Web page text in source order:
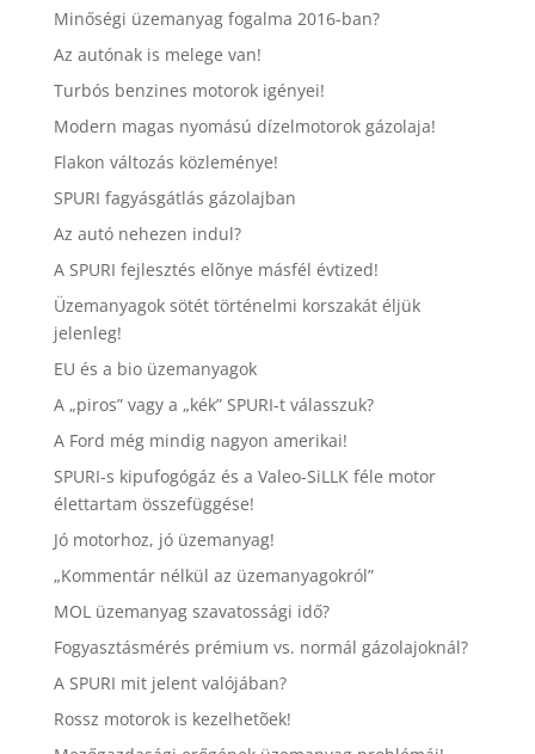
Minőségi üzemanyag fogalma 2016-ban?
Az autónak is melege van!
Turbós benzines motorok igényei!
Modern magas nyomású dízelmotorok gázolaja!
Flakon változás közleménye!
SPURI fagyásgátlás gázolajban
Az autó nehezen indul?
A SPURI fejlesztés elõnye másfél évtized!
Üzemanyagok sötét történelmi korszakát éljük
jelenleg!
EU és a bio üzemanyagok
A „piros” vagy a „kék” SPURI-t válasszuk?
A Ford még mindig nagyon amerikai!
SPURI-s kipufogógáz és a Valeo-SiLLK féle motor
élettartam összefüggése!
Jó motorhoz, jó üzemanyag!
„Kommentár nélkül az üzemanyagokról”
MOL üzemanyag szavatossági idő?
Fogyasztásmérés prémium vs. normál gázolajoknál?
A SPURI mit jelent valójában?
Rossz motorok is kezelhetõek!